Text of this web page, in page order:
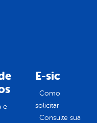
e
E-sic
Como
solicitar
Consulte sua